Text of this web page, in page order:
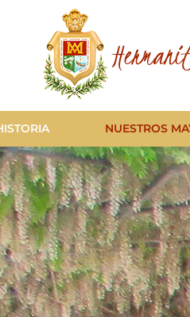
NUESTROS